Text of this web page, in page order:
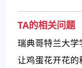
TA的相关问题
瑞典哥特兰大学
让鸡蛋花开花的